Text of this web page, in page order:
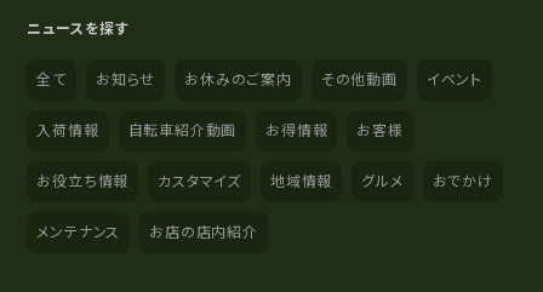
ニュースを探す
全て お知らせ お休みのご案内 その他動画 イベント
入荷情報 自転車紹介動画 お得情報 お客様
お役立ち情報 カスタマイズ 地域情報 グルメ おでかけ
メンテナンス お店の店内紹介